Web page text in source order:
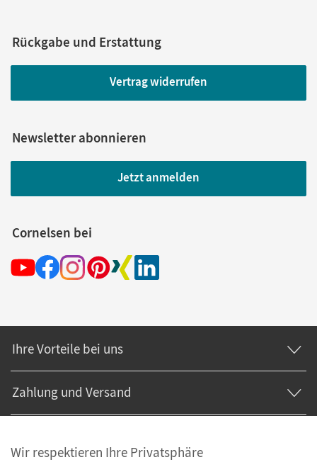
Rückgabe und Erstattung
Vertrag widerrufen
Newsletter abonnieren
Jetzt anmelden
Cornelsen bei
Ihre Vorteile bei uns
Zahlung und Versand
Wir respektieren Ihre Privatsphäre